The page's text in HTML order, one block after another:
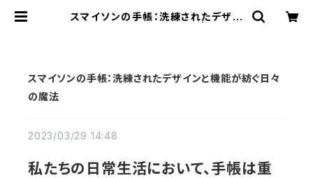
スマイソンの手帳：洗練されたデザイ
スマイソンの手帳：洗練されたデザインと機能が紡ぐ日々
の魔法
2023/03/29 14:48
私たちの日常生活において、手帳は重